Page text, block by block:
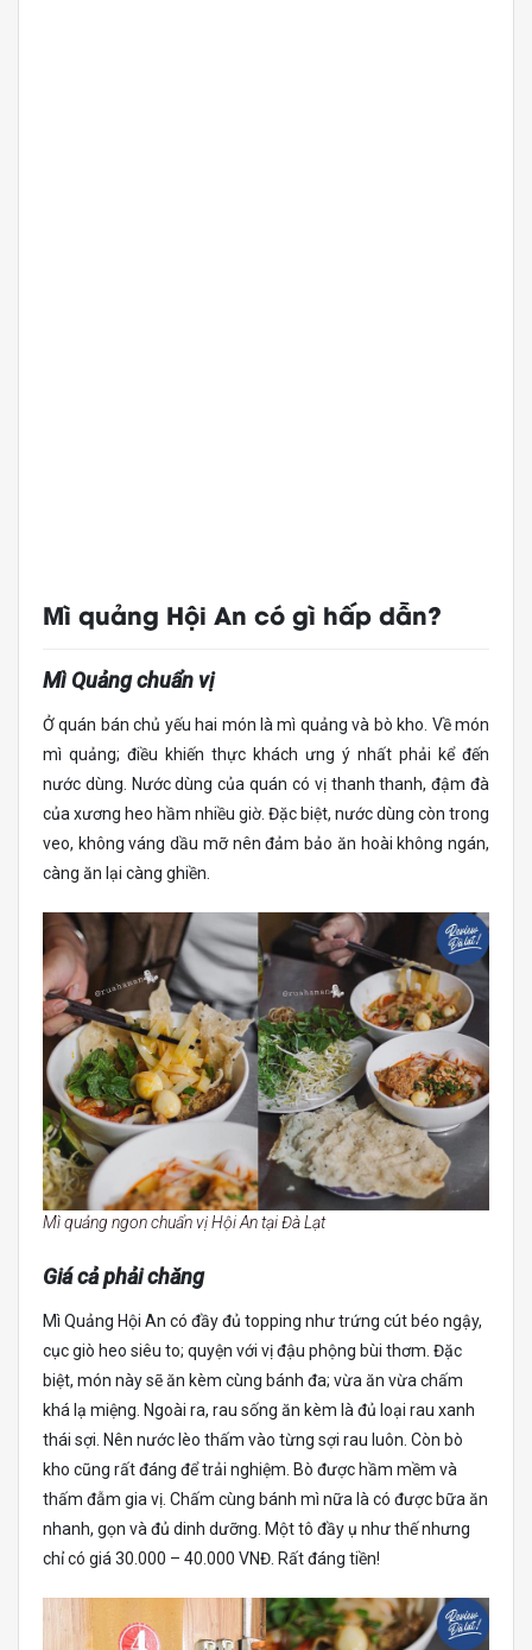
Mì quảng Hội An có gì hấp dẫn?
Mì Quảng chuẩn vị
Ở quán bán chủ yếu hai món là mì quảng và bò kho. Về món
mì quảng; điều khiến thực khách ưng ý nhất phải kể đến
nước dùng. Nước dùng của quán có vị thanh thanh, đậm đà
của xương heo hầm nhiều giờ. Đặc biệt, nước dùng còn trong
veo, không váng dầu mỡ nên đảm bảo ăn hoài không ngán,
càng ăn lại càng ghiền.
Mì quảng ngon chuẩn vị Hội An tại Đà Lạt
Giá cả phải chăng
Mì Quảng Hội An có đầy đủ topping như trứng cút béo ngậy,
cục giò heo siêu to; quyện với vị đậu phộng bùi thơm. Đặc
biệt, món này sẽ ăn kèm cùng bánh đa; vừa ăn vừa chấm
khá lạ miệng. Ngoài ra, rau sống ăn kèm là đủ loại rau xanh
thái sợi. Nên nước lèo thấm vào từng sợi rau luôn. Còn bò
kho cũng rất đáng để trải nghiệm. Bò được hầm mềm và
thấm đẫm gia vị. Chấm cùng bánh mì nữa là có được bữa ăn
nhanh, gọn và đủ dinh dưỡng. Một tô đầy ụ như thế nhưng
chỉ có giá 30.000 – 40.000 VNĐ. Rất đáng tiền!